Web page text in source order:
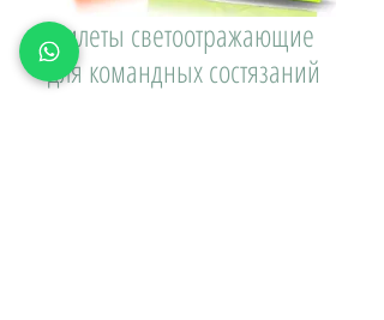
Жилеты светоотражающие
для командных состязаний